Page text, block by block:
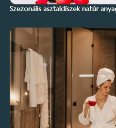
Szezonális asztaldíszek natúr